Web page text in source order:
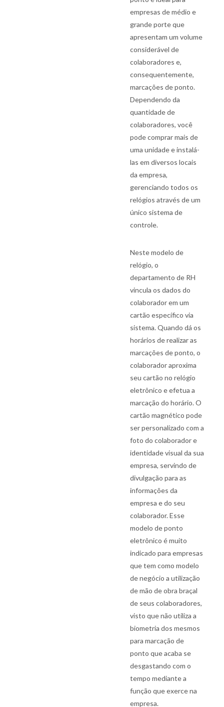
empresas de médio e
grande porte que
apresentam um volume
considerável de
colaboradores e,
consequentemente,
marcações de ponto.
Dependendo da
quantidade de
colaboradores, você
pode comprar mais de
uma unidade e instalá-
las em diversos locais
da empresa,
gerenciando todos os
relógios através de um
único sistema de
controle.
Neste modelo de
relógio, o
departamento de RH
vincula os dados do
colaborador em um
cartão específico via
sistema. Quando dá os
horários de realizar as
marcações de ponto, o
colaborador aproxima
seu cartão no relógio
eletrônico e efetua a
marcação do horário. O
cartão magnético pode
ser personalizado com a
foto do colaborador e
identidade visual da sua
empresa, servindo de
divulgação para as
informações da
empresa e do seu
colaborador. Esse
modelo de ponto
eletrônico é muito
indicado para empresas
que tem como modelo
de negócio a utilização
de mão de obra braçal
de seus colaboradores,
visto que não utiliza a
biometria dos mesmos
para marcação de
ponto que acaba se
desgastando com o
tempo mediante a
função que exerce na
empresa.